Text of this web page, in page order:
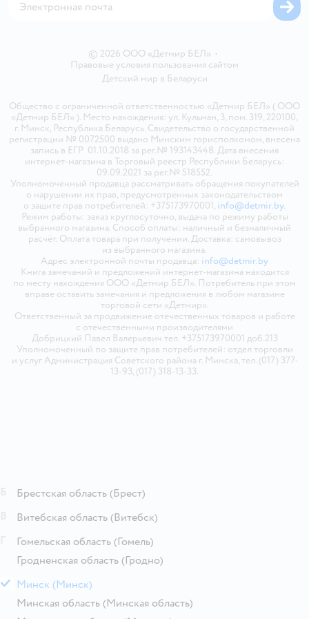
© 2026 ООО «Детмир БЕЛ» •
Правовые условия пользования сайтом
Детский мир в Беларуси
Общество с ограниченной ответственностью «Детмир БЕЛ» ( ООО
«Детмир БЕЛ» ). Место нахождения: ул. Кульман, 3, пом. 319, 220100,
г. Минск, Республика Беларусь. Свидетельство о государственной
регистрации № 0072500 выдано Минским горисполкомом, внесена
запись в ЕГР 01.10.2018 за рег.№ 193143448. Дата внесения
интернет-магазина в Торговый реестр Республики Беларусь:
09.09.2021 за рег.№ 518552.
Уполномоченный продавца рассматривать обращения покупателей
о нарушении их прав, предусмотренных законодательством
о защите прав потребителей: +375173970001, info@detmir.by.
Режим работы: заказ круглосуточно, выдача по режиму работы
выбранного магазина. Способ оплаты: наличный и безналичный
расчёт. Оплата товара при получении. Доставка: самовывоз
из выбранного магазина.
Адрес электронной почты продавца: info@detmir.by
Книга замечаний и предложений интернет-магазина находится
по месту нахождения ООО «Детмир БЕЛ». Потребитель при этом
вправе оставить замечания и предложения в любом магазине
торговой сети «Детмир».
Ответственный за продвижение отечественных товаров и работе
с отечественными производителями
Добрицкий Павел Валерьевич тел. +375173970001 доб.213
Уполномоченный по защите прав потребителей: отдел торговли
и услуг Администрация Советского района г. Минска, тел. (017) 377-
13-93, (017) 318-13-33.
Брестская область (Брест)
Витебская область (Витебск)
Гомельская область (Гомель)
Гродненская область (Гродно)
М Минск (Минск)
Минская область (Минская область)